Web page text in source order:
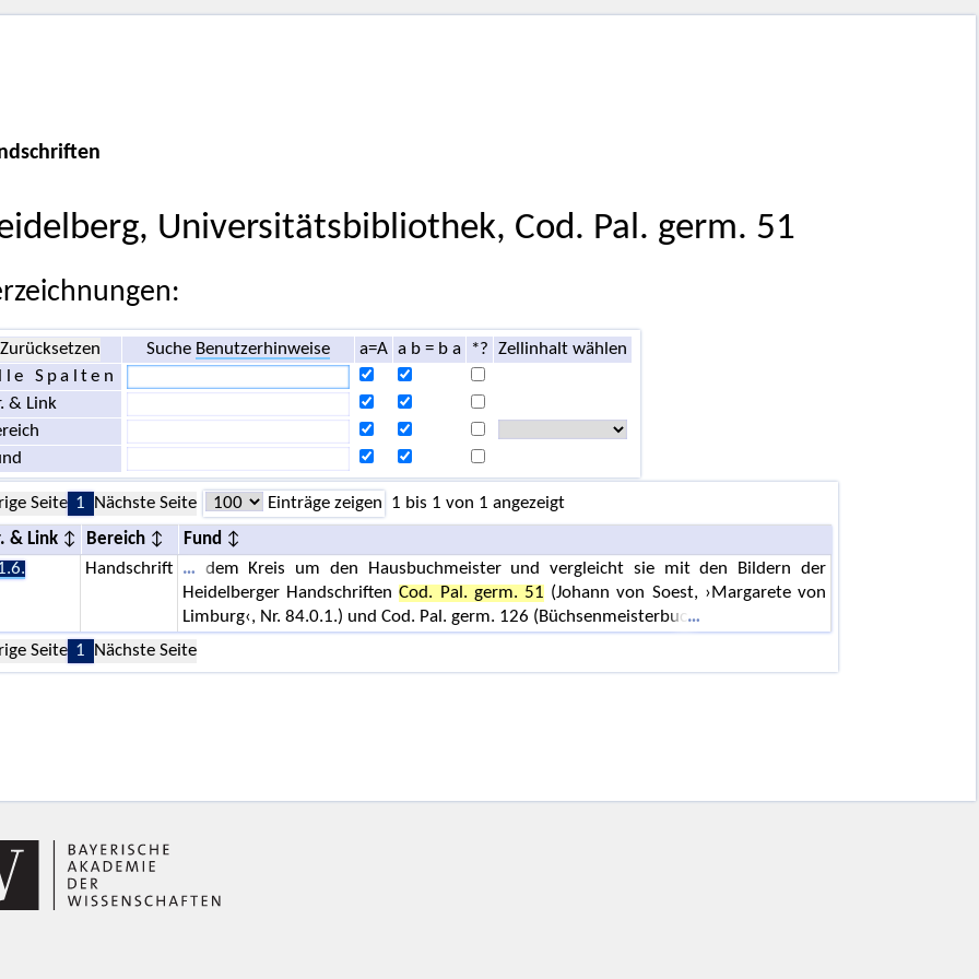
Universitätsbibliothek, Cod. Pal. germ. 51
Zurücksetzen Suche Benutzerhinweise a=A a b = b a *?
Zellinhalt wählen
Spalten
& Link
Seite 1 Nächste Seite Einträge zeigen 1 bis 1 von 1 angezeigt
& Link Bereich
Fund
Handschrift
dem Kreis um den Hausbuchmeister und vergleicht sie mit den Bildern der
Heidelberger HandschriftenCod. Pal. germ. 51 (Johann von Soest, ›Margarete von
Limburg‹, Nr. 84.0.1.) und Cod. Pal. germ. 126 (Büchsenmeisterbuc
Seite 1 Nächste Seite